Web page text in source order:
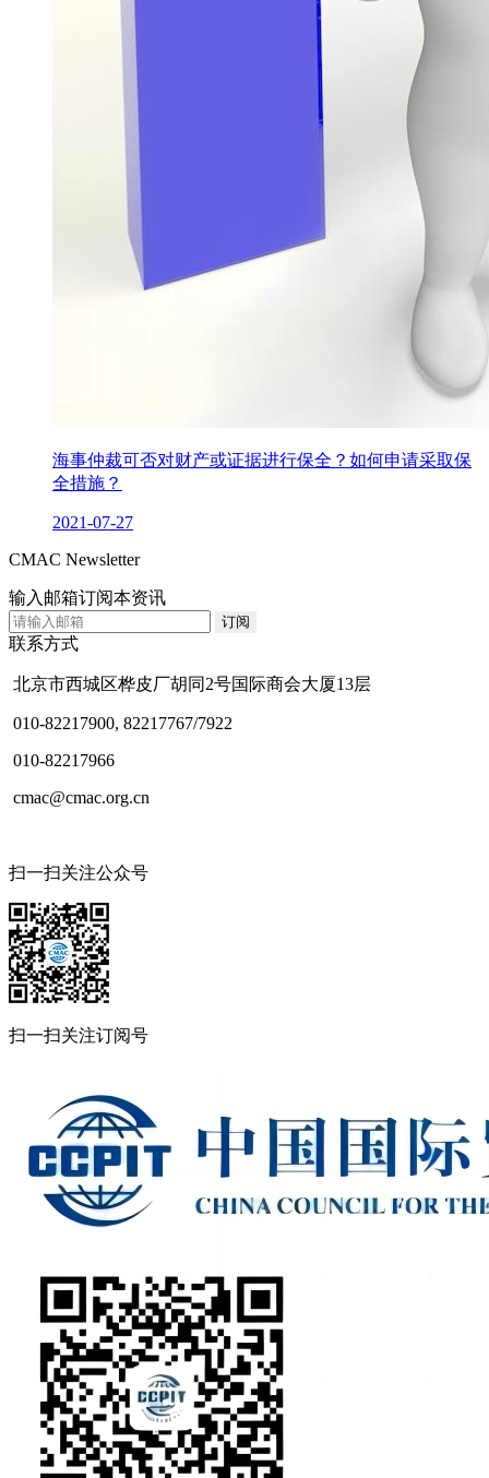
海事仲裁可否对财产或证据进行保全？如何申请采取保
全措施？
2021-07-27
CMAC Newsletter
输入邮箱订阅本资讯
联系方式
北京市西城区桦皮厂胡同2号国际商会大厦13层
010-82217900, 82217767/7922
010-82217966
cmac@cmac.org.cn
扫一扫关注公众号
扫一扫关注订阅号